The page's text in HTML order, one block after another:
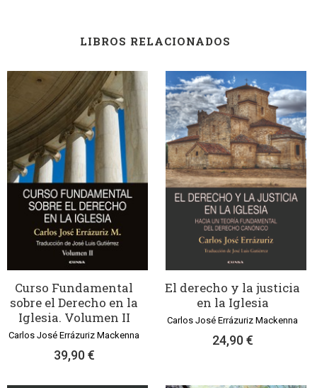
LIBROS RELACIONADOS
Curso Fundamental
sobre el Derecho en la
Iglesia. Volumen II
Carlos José Errázuriz Mackenna
39,90 €
El derecho y la justicia
en la Iglesia
Carlos José Errázuriz Mackenna
24,90 €